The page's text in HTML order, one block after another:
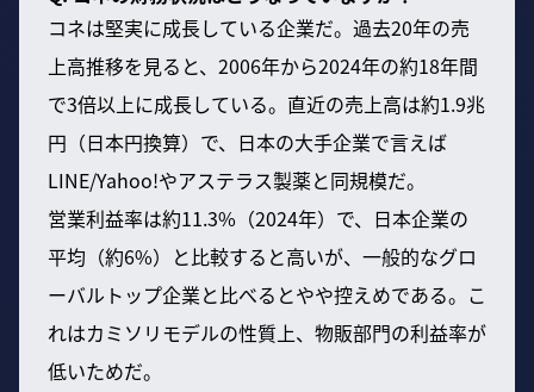
コネは堅実に成長している企業だ。過去20年の売
上高推移を見ると、2006年から2024年の約18年間
で3倍以上に成長している。直近の売上高は約1.9兆
円（日本円換算）で、日本の大手企業で言えば
LINE/Yahoo!やアステラス製薬と同規模だ。
営業利益率は約11.3%（2024年）で、日本企業の
平均（約6%）と比較すると高いが、一般的なグロ
ーバルトップ企業と比べるとやや控えめである。こ
れはカミソリモデルの性質上、物販部門の利益率が
低いためだ。